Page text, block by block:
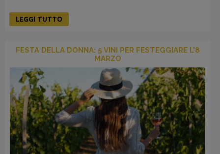
LEGGI TUTTO
FESTA DELLA DONNA: 5 VINI PER FESTEGGIARE L'8
MARZO